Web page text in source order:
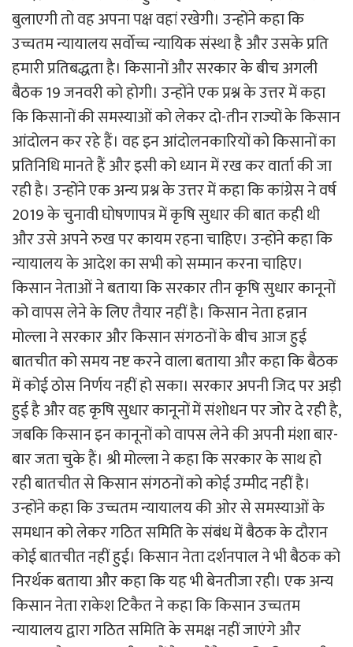
बुलाएगी तो वह अपना पक्ष वहां रखेगी। उन्होंने कहा कि
उच्चतम न्यायालय सर्वाेच्च न्यायिक संस्था है और उसके प्रति
हमारी प्रतिबद्धता है। किसानों और सरकार के बीच अगली
बैठक 19 जनवरी को होगी। उन्होंने एक प्रश्न के उत्तर में कहा
कि किसानों की समस्याओं को लेकर दो-तीन राज्यों के किसान
आंदोलन कर रहे हैं। वह इन आंदोलनकारियों को किसानों का
प्रतिनिधि मानते हैं और इसी को ध्यान में रख कर वार्ता की जा
रही है। उन्होंने एक अन्य प्रश्न के उत्तर में कहा कि कांग्रेस ने वर्ष
2019 के चुनावी घोषणापत्र में कृषि सुधार की बात कही थी
और उसे अपने रुख पर कायम रहना चाहिए। उन्होंने कहा कि
न्यायालय के आदेश का सभी को सम्मान करना चाहिए।
किसान नेताओं ने बताया कि सरकार तीन कृषि सुधार कानूनों
को वापस लेने के लिए तैयार नहीं है। किसान नेता हन्नान
मोल्ला ने सरकार और किसान संगठनों के बीच आज हुई
बातचीत को समय नष्ट करने वाला बताया और कहा कि बैठक
में कोई ठोस निर्णय नहीं हो सका। सरकार अपनी जिद पर अड़ी
हुई है और वह कृषि सुधार कानूनों में संशोधन पर जोर दे रही है,
जबकि किसान इन कानूनों को वापस लेने की अपनी मंशा बार-
बार जता चुके हैं। श्री मोल्ला ने कहा कि सरकार के साथ हो
रही बातचीत से किसान संगठनों को कोई उम्मीद नहीं है।
उन्होंने कहा कि उच्चतम न्यायालय की ओर से समस्याओं के
समधान को लेकर गठित समिति के संबंध में बैठक के दौरान
कोई बातचीत नहीं हुई। किसान नेता दर्शनपाल ने भी बैठक को
निरर्थक बताया और कहा कि यह भी बेनतीजा रही। एक अन्य
किसान नेता राकेश टिकैत ने कहा कि किसान उच्चतम
न्यायालय द्वारा गठित समिति के समक्ष नहीं जाएंगे और